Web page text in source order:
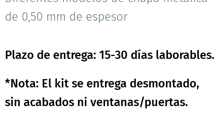
de 0,50 mm de espesor
Plazo de entrega: 15-30 días laborables.
*Nota: El kit se entrega desmontado,
sin acabados ni ventanas/puertas.